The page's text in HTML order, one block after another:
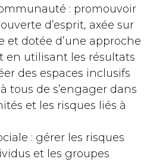
: promouvoir
d’esprit, axée sur
et dotée d’une approche
en utilisant les résultats
des espaces inclusifs
tous de s’engager dans
et les risques liés à
: gérer les risques
et les groupes